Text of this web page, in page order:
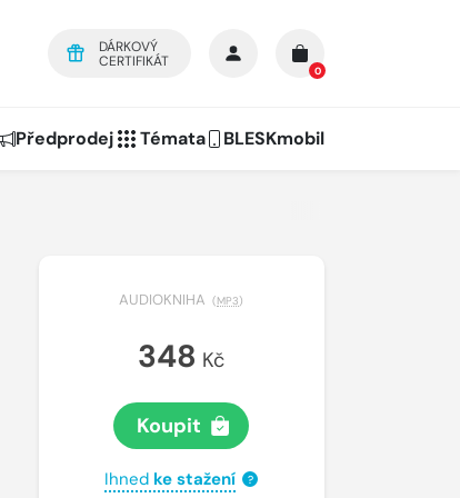
DÁRKOVÝ
CERTIFIKÁT
0
Předprodej Témata BLESKmobil
AUDIOKNIHA (MP3)
348 Kč
Koupit
Ihned ke stažení ?